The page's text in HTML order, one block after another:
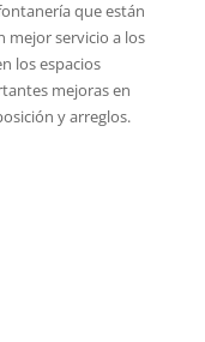
que están
mejor servicio a los
los espacios
mejoras en
y arreglos.